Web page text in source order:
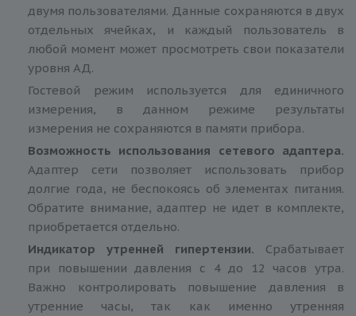
двумя пользователями. Данные сохраняются в двух
отдельных ячейках, и каждый пользователь в
любой момент может просмотреть свои показатели
уровня АД.
Гостевой режим используется для единичного
измерения, в данном режиме результаты
измерения не сохраняются в памяти прибора.
Возможность использования сетевого адаптера.
Адаптер сети позволяет использовать прибор
долгие года, не беспокоясь об элементах питания.
Обратите внимание, адаптер не идет в комплекте,
приобретается отдельно.
Индикатор утренней гипертензии. Срабатывает
при повышении давления с 4 до 12 часов утра.
Важно контролировать повышение давления в
утренние часы, так как именно утренняя